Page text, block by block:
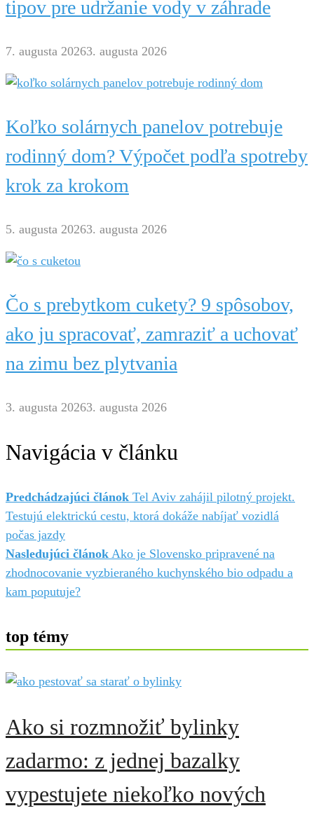
tipov pre udržanie vody v záhrade
7. augusta 20263. augusta 2026
Koľko solárnych panelov potrebuje
rodinný dom? Výpočet podľa spotreby
krok za krokom
5. augusta 20263. augusta 2026
Čo s prebytkom cukety? 9 spôsobov,
ako ju spracovať, zamraziť a uchovať
na zimu bez plytvania
3. augusta 20263. augusta 2026
Navigácia v článku
Predchádzajúci článok Tel Aviv zahájil pilotný projekt.
Testujú elektrickú cestu, ktorá dokáže nabíjať vozidlá
počas jazdy
Nasledujúci článok Ako je Slovensko pripravené na
zhodnocovanie vyzbieraného kuchynského bio odpadu a
kam poputuje?
top témy
Ako si rozmnožiť bylinky
zadarmo: z jednej bazalky
vypestujete niekoľko nových